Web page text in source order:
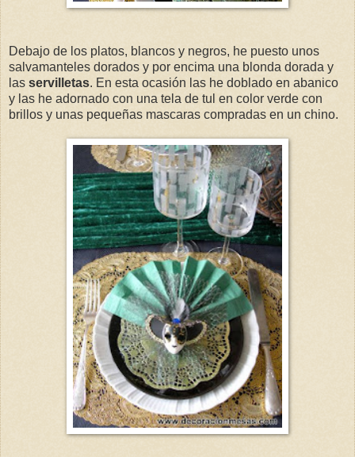
Debajo de los platos, blancos y negros, he puesto unos
salvamanteles dorados y por encima una blonda dorada y
las servilletas. En esta ocasión las he doblado en abanico
y las he adornado con una tela de tul en color verde con
brillos y unas pequeñas mascaras compradas en un chino.